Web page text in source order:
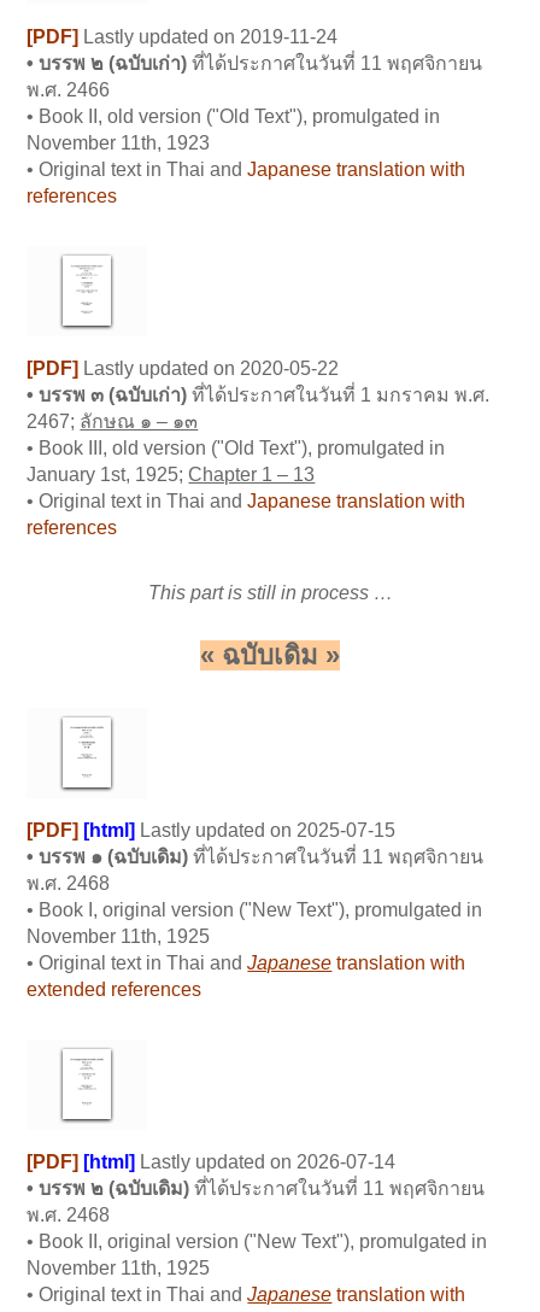
[PDF] Lastly updated on 2019-11-24
• บรรพ ๒ (ฉบับเก่า)ที่ได้ประกาศในวันที่ 11 พฤศจิกายน
พ.ศ. 2466
• Book II, old version ("Old Text"), promulgated in
November 11th, 1923
• Original text in Thai andJapanese translation with
references
[PDF] Lastly updated on 2020-05-22
• บรรพ ๓ (ฉบับเก่า)ที่ได้ประกาศในวันที่ 1 มกราคม พ.ศ.
2467; ลักษณ ๑ – ๑๓
• Book III, old version ("Old Text"), promulgated in
January 1st, 1925;Chapter 1 – 13
• Original text in Thai andJapanese translation with
references
This part is still in process …
« ฉบับเดิม »
[PDF] [html] Lastly updated on 2025-07-15
• บรรพ ๑ (ฉบับเดิม)ที่ได้ประกาศในวันที่ 11 พฤศจิกายน
พ.ศ. 2468
• Book I, original version ("New Text"), promulgated in
November 11th, 1925
• Original text in Thai andJapanese translation with
extended references
[PDF] [html] Lastly updated on 2026-07-14
• บรรพ ๒ (ฉบับเดิม)ที่ได้ประกาศในวันที่ 11 พฤศจิกายน
พ.ศ. 2468
• Book II, original version ("New Text"), promulgated in
November 11th, 1925
• Original text in Thai andJapanese translation with